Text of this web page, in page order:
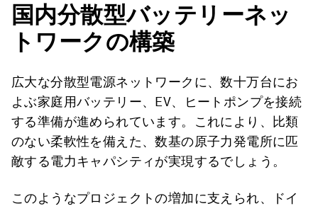
国内分散型バッテリーネッ
トワークの構築
広大な分散型電源ネットワークに、数十万台にお
よぶ家庭用バッテリー、EV、ヒートポンプを接続
する準備が進められています。これにより、比類
のない柔軟性を備えた、数基の原子力発電所に匹
敵する電力キャパシティが実現するでしょう。
このようなプロジェクトの増加に支えられ、ドイ